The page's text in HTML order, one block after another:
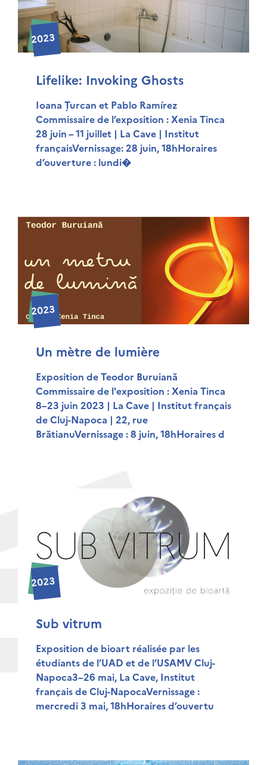
2023
Lifelike: Invoking Ghosts
Ioana Țurcan et Pablo Ramírez
Commissaire de l’exposition : Xenia Tinca
28 juin – 11 juillet | La Cave | Institut
françaisVernissage: 28 juin, 18hHoraires
d’ouverture : lundi�
2023
Un mètre de lumière
Exposition de Teodor Buruiană
Commissaire de l'exposition : Xenia Tinca
8–23 juin 2023 | La Cave | Institut français
de Cluj-Napoca | 22, rue
BrătianuVernissage : 8 juin, 18hHoraires d
2023
Sub vitrum
Exposition de bioart réalisée par les
étudiants de l’UAD et de l’USAMV Cluj-
Napoca3–26 mai, La Cave, Institut
français de Cluj-NapocaVernissage :
mercredi 3 mai, 18hHoraires d’ouvertu